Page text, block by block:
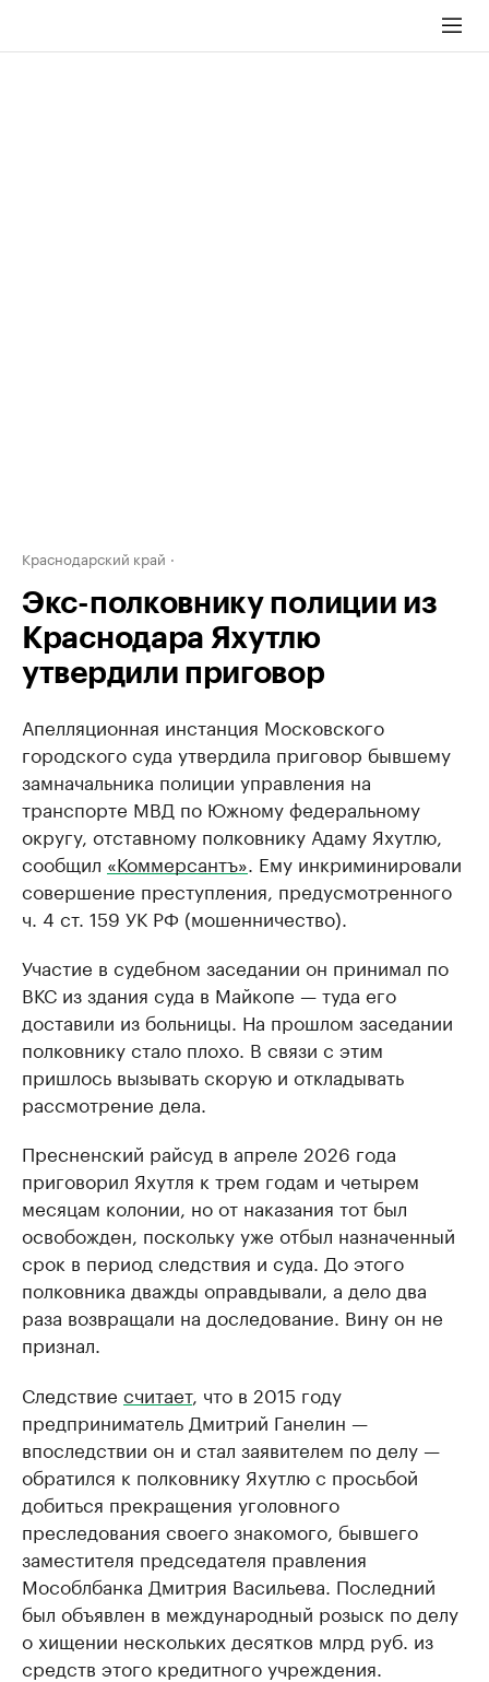
Краснодарский край
Экс-полковнику полиции из
Краснодара Яхутлю
утвердили приговор
Апелляционная инстанция Московского
городского суда утвердила приговор бывшему
замначальника полиции управления на
транспорте МВД по Южному федеральному
округу, отставному полковнику Адаму Яхутлю,
сообщил «Коммерсантъ» . Ему инкриминировали
совершение преступления, предусмотренного
ч. 4 ст. 159 УК РФ (мошенничество).
Участие в судебном заседании он принимал по
ВКС из здания суда в Майкопе — туда его
доставили из больницы. На прошлом заседании
полковнику стало плохо. В связи с этим
пришлось вызывать скорую и откладывать
рассмотрение дела.
Пресненский райсуд в апреле 2026 года
приговорил Яхутля к трем годам и четырем
месяцам колонии, но от наказания тот был
освобожден, поскольку уже отбыл назначенный
срок в период следствия и суда. До этого
полковника дважды оправдывали, а дело два
раза возвращали на доследование. Вину он не
признал.
Следствие считает, что в 2015 году
предприниматель Дмитрий Ганелин —
впоследствии он и стал заявителем по делу —
обратился к полковнику Яхутлю с просьбой
добиться прекращения уголовного
преследования своего знакомого, бывшего
заместителя председателя правления
Мособлбанка Дмитрия Васильева. Последний
был объявлен в международный розыск по делу
о хищении нескольких десятков млрд руб. из
средств этого кредитного учреждения.